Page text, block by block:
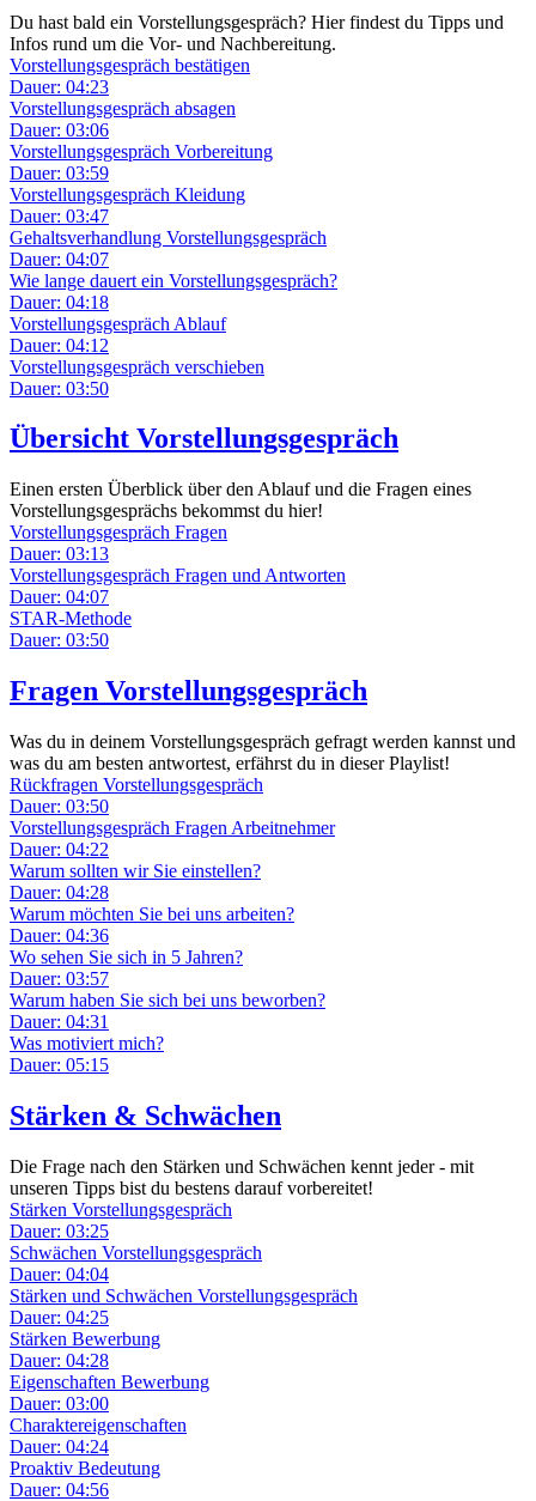
Du hast bald ein Vorstellungsgespräch? Hier findest du Tipps und
Infos rund um die Vor- und Nachbereitung.
Vorstellungsgespräch bestätigen
Dauer: 04:23
Vorstellungsgespräch absagen
Dauer: 03:06
Vorstellungsgespräch Vorbereitung
Dauer: 03:59
Vorstellungsgespräch Kleidung
Dauer: 03:47
Gehaltsverhandlung Vorstellungsgespräch
Dauer: 04:07
Wie lange dauert ein Vorstellungsgespräch?
Dauer: 04:18
Vorstellungsgespräch Ablauf
Dauer: 04:12
Vorstellungsgespräch verschieben
Dauer: 03:50
Übersicht Vorstellungsgespräch
Einen ersten Überblick über den Ablauf und die Fragen eines
Vorstellungsgesprächs bekommst du hier!
Vorstellungsgespräch Fragen
Dauer: 03:13
Vorstellungsgespräch Fragen und Antworten
Dauer: 04:07
STAR-Methode
Dauer: 03:50
Fragen Vorstellungsgespräch
Was du in deinem Vorstellungsgespräch gefragt werden kannst und
was du am besten antwortest, erfährst du in dieser Playlist!
Rückfragen Vorstellungsgespräch
Dauer: 03:50
Vorstellungsgespräch Fragen Arbeitnehmer
Dauer: 04:22
Warum sollten wir Sie einstellen?
Dauer: 04:28
Warum möchten Sie bei uns arbeiten?
Dauer: 04:36
Wo sehen Sie sich in 5 Jahren?
Dauer: 03:57
Warum haben Sie sich bei uns beworben?
Dauer: 04:31
Was motiviert mich?
Dauer: 05:15
Stärken & Schwächen
Die Frage nach den Stärken und Schwächen kennt jeder - mit
unseren Tipps bist du bestens darauf vorbereitet!
Stärken Vorstellungsgespräch
Dauer: 03:25
Schwächen Vorstellungsgespräch
Dauer: 04:04
Stärken und Schwächen Vorstellungsgespräch
Dauer: 04:25
Stärken Bewerbung
Dauer: 04:28
Eigenschaften Bewerbung
Dauer: 03:00
Charaktereigenschaften
Dauer: 04:24
Proaktiv Bedeutung
Dauer: 04:56